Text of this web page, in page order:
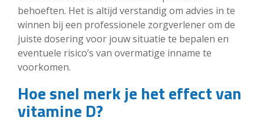
behoeften. Het is altijd verstandig om advies in te
winnen bij een professionele zorgverlener om de
juiste dosering voor jouw situatie te bepalen en
eventuele risico’s van overmatige inname te
voorkomen.
Hoe snel merk je het effect van
vitamine D?